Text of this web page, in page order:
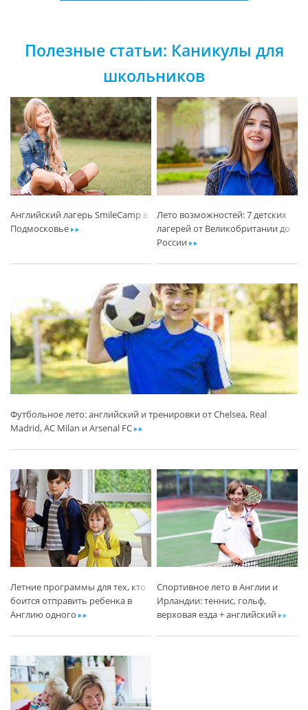
Полезные статьи: Каникулы для
школьников
Английский лагерь SmileCamp в
Подмосковьеar
Лето возможностей: 7 детских
лагерей от Великобритании до
Россииar
Футбольное лето: английский и тренировки от Chelsea, Real
Madrid, AC Milan и Arsenal FCar
Летние программы для тех, кто
боится отправить ребенка в
Англию одногоar
Спортивное лето в Англии и
Ирландии: теннис, гольф,
верховая езда + английскийar